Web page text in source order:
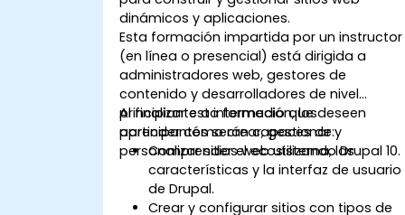
dinámicos y aplicaciones.
Esta formación impartida por un instructor
(en línea o presencial) está dirigida a
administradores web, gestores de
contenido y desarrolladores de nivel
principiante a intermedio que deseen
aprender cómo crear, gestionar y
personalizar sitios web utilizando Drupal 10.
Al finalizar esta formación, los
participantes serán capaces de:
Comprender el ecosistema, las
características y la interfaz de usuario
de Drupal.
Crear y configurar sitios con tipos de